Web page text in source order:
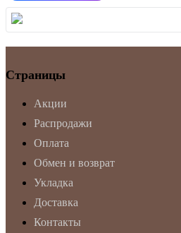
Страницы
Акции
Распродажи
Оплата
Обмен и возврат
Укладка
Доставка
Контакты